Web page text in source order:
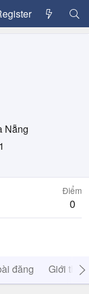
Nẵng
Điểm
0
đăng Giới thiệu